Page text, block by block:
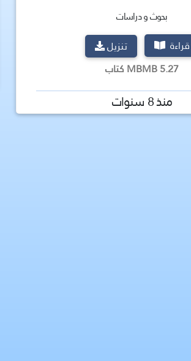
بحوث و دراسات
قراءة
تنزيل
5.27 MBMB كتاب
منذ 8 سنوات